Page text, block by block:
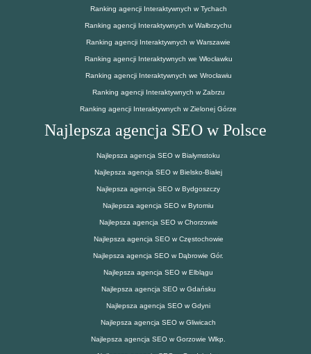
Ranking agencji Interaktywnych w Tychach
Ranking agencji Interaktywnych w Wałbrzychu
Ranking agencji Interaktywnych w Warszawie
Ranking agencji Interaktywnych we Włocławku
Ranking agencji Interaktywnych we Wrocławiu
Ranking agencji Interaktywnych w Zabrzu
Ranking agencji Interaktywnych w Zielonej Górze
Najlepsza agencja SEO w Polsce
Najlepsza agencja SEO w Białymstoku
Najlepsza agencja SEO w Bielsko-Białej
Najlepsza agencja SEO w Bydgoszczy
Najlepsza agencja SEO w Bytomiu
Najlepsza agencja SEO w Chorzowie
Najlepsza agencja SEO w Częstochowie
Najlepsza agencja SEO w Dąbrowie Gór.
Najlepsza agencja SEO w Elblągu
Najlepsza agencja SEO w Gdańsku
Najlepsza agencja SEO w Gdyni
Najlepsza agencja SEO w Gliwicach
Najlepsza agencja SEO w Gorzowie Wlkp.